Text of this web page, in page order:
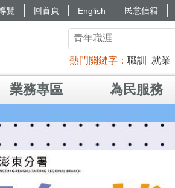
覽 回首頁 English 民意信箱
熱門關鍵字 職訓 就業
業務專區 為民服務